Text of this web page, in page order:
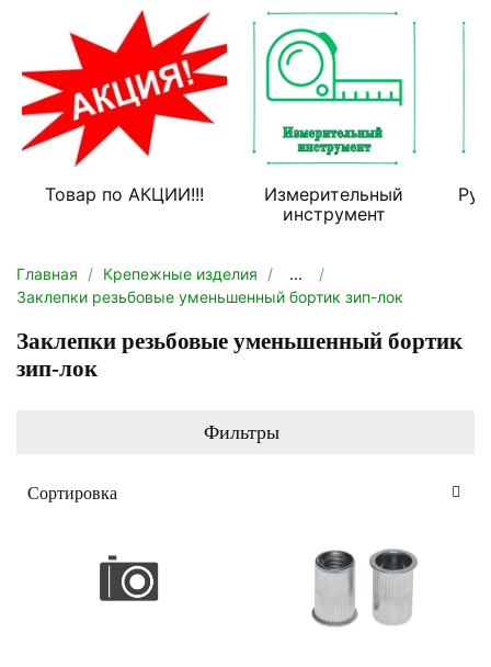
Товар по АКЦИИ!!!
Измерительный
инструмент
Главная Крепежные изделия
...
Заклепки резьбовые уменьшенный бортик зип-лок
Заклепки резьбовые уменьшенный бортик
зип-лок
Фильтры